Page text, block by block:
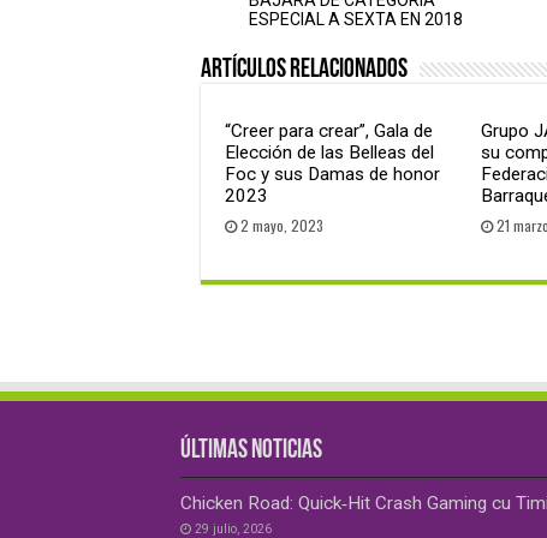
ESPECIAL A SEXTA EN 2018
Artículos relacionados
“Creer para crear”, Gala de
Elección de las Belleas del
Foc y sus Damas de honor
2023
2 mayo, 2023
Grupo
su
21
ÚLTIMAS NOTICIAS
Chicken Road: Quick‑Hit Crash Gaming cu
29 julio, 2026